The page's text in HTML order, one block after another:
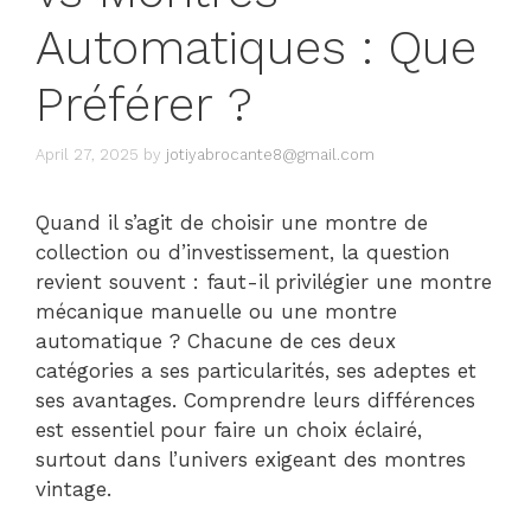
Automatiques : Que
Préférer ?
April 27, 2025 by jotiyabrocante8@gmail.com
Quand il s’agit de choisir une montre de
collection ou d’investissement, la question
revient souvent : faut-il privilégier une montre
mécanique manuelle ou une montre
automatique ? Chacune de ces deux
catégories a ses particularités, ses adeptes et
ses avantages. Comprendre leurs différences
est essentiel pour faire un choix éclairé,
surtout dans l’univers exigeant des montres
vintage.